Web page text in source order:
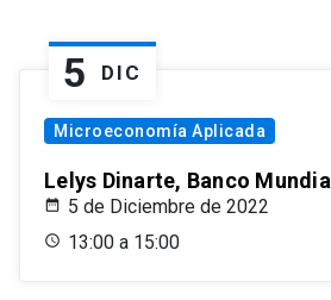
5 DIC
Microeconomía Aplicada
Lelys Dinarte, Banco Mundial
5 de Diciembre de 2022
13:00 a 15:00